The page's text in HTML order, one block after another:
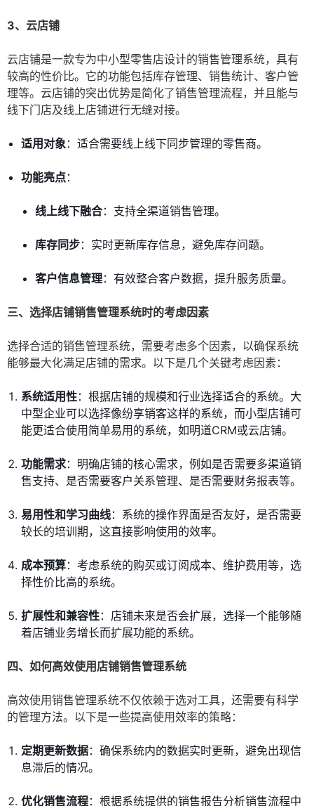
3、云店铺
云店铺是一款专为中小型零售店设计的销售管理系统，具有
较高的性价比。它的功能包括库存管理、销售统计、客户管
理等。云店铺的突出优势是简化了销售管理流程，并且能与
线下门店及线上店铺进行无缝对接。
适用对象：适合需要线上线下同步管理的零售商。
功能亮点：
线上线下融合：支持全渠道销售管理。
库存同步：实时更新库存信息，避免库存问题。
客户信息管理：有效整合客户数据，提升服务质量。
三、选择店铺销售管理系统时的考虑因素
选择合适的销售管理系统，需要考虑多个因素，以确保系统
能够最大化满足店铺的需求。以下是几个关键考虑因素：
系统适用性：根据店铺的规模和行业选择适合的系统。大
中型企业可以选择像纷享销客这样的系统，而小型店铺可
能更适合使用简单易用的系统，如明道CRM或云店铺。
功能需求：明确店铺的核心需求，例如是否需要多渠道销
售支持、是否需要客户关系管理、是否需要财务报表等。
易用性和学习曲线：系统的操作界面是否友好，是否需要
较长的培训期，这直接影响使用的效率。
成本预算：考虑系统的购买或订阅成本、维护费用等，选
择性价比高的系统。
扩展性和兼容性：店铺未来是否会扩展，选择一个能够随
着店铺业务增长而扩展功能的系统。
四、如何高效使用店铺销售管理系统
高效使用销售管理系统不仅依赖于选对工具，还需要有科学
的管理方法。以下是一些提高使用效率的策略：
定期更新数据：确保系统内的数据实时更新，避免出现信
息滞后的情况。
优化销售流程：根据系统提供的销售报告分析销售流程中